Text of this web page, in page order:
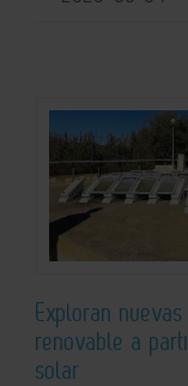
Exploran
renovable a
solar